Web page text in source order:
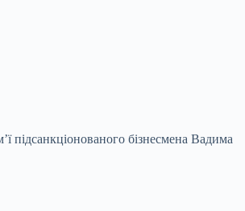
підсанкціонованого бізнесмена Вадима